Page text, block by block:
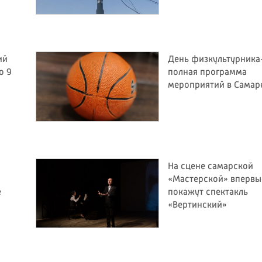
9
День
полная программа
мероприятий в
На сцене самарской
«Мастерской»
покажут спектакль
«Вертинский»